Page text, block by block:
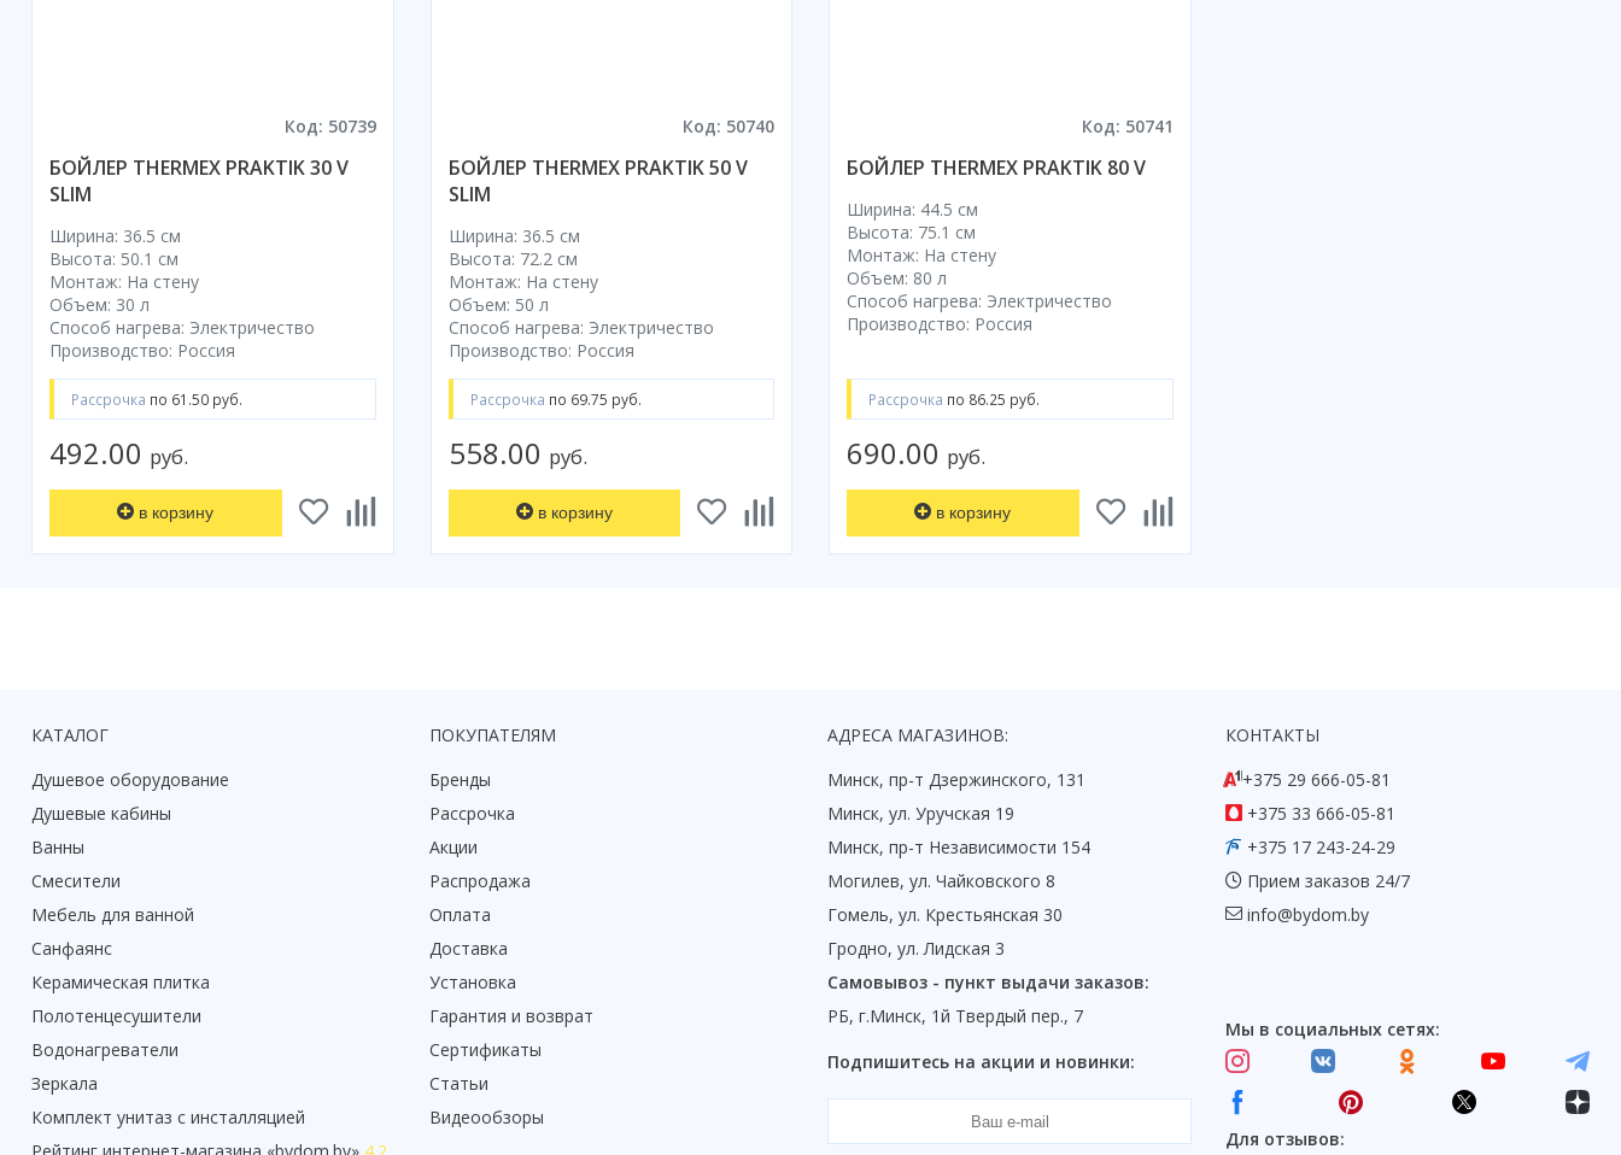
Код: 50739
БОЙЛЕР THERMEX PRAKTIK 30 V
SLIM
Ширина: 36.5 см
Высота: 50.1 см
Монтаж: На стену
Объем: 30 л
Способ нагрева: Электричество
Производство: Россия
Рассрочка по 61.50 руб.
492.00 руб.
в корзину
Код: 50740
БОЙЛЕР THERMEX PRAKTIK 50 V
SLIM
Ширина: 36.5 см
Высота: 72.2 см
Монтаж: На стену
Объем: 50 л
Способ нагрева: Электричество
Производство: Россия
Рассрочка по 69.75 руб.
558.00 руб.
в корзину
Код: 50741
БОЙЛЕР THERMEX PRAKTIK 80 V
Ширина: 44.5 см
Высота: 75.1 см
Монтаж: На стену
Объем: 80 л
Способ нагрева: Электричество
Производство: Россия
Рассрочка по 86.25 руб.
690.00 руб.
в корзину
КАТАЛОГ
Душевое оборудование
Душевые кабины
Ванны
Смесители
Мебель для ванной
Санфаянс
Керамическая плитка
Полотенцесушители
Водонагреватели
Зеркала
Комплект унитаз с инсталляцией
ПОКУПАТЕЛЯМ
Бренды
Рассрочка
Акции
Распродажа
Оплата
Доставка
Установка
Гарантия и возврат
Сертификаты
Статьи
Видеообзоры
АДРЕСА МАГАЗИНОВ:
Минск, пр-т Дзержинского, 131
Минск, ул. Уручская 19
Минск, пр-т Независимости 154
Могилев, ул. Чайковского 8
Гомель, ул. Крестьянская 30
Гродно, ул. Лидская 3
Самовывоз - пункт выдачи заказов:
РБ, г.Минск, 1й Твердый пер., 7
Подпишитесь на акции и новинки:
КОНТАКТЫ
+375 29 666-05-81
+375 33 666-05-81
+375 17 243-24-29
Прием заказов 24/7
info@bydom.by
Мы в социальных сетях:
Для отзывов: